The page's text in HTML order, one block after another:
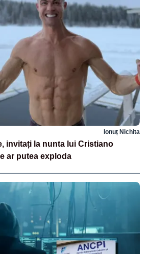
Ionuț Nichita
invitați la nunta lui Cristiano
ar putea exploda